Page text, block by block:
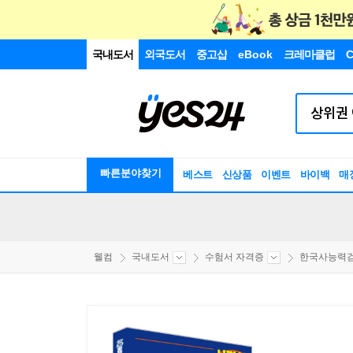
국내도서 외국도서 중고샵 eBook 크레마클럽
빠른분야찾기 베스트 신상품 이벤트 바이백 매
웰컴 국내도서 수험서 자격증 한국사능력